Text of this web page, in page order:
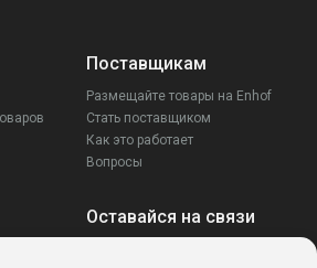
Поставщикам
Размещайте товары на Enhof
Стать поставщиком
Как это работает
Вопросы
Оставайся на связи